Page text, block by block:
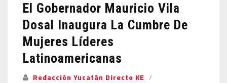
El Gobernador Mauricio Vila
Dosal Inaugura La Cumbre De
Mujeres Líderes
Latinoamericanas
Redacción Yucatán Directo KE